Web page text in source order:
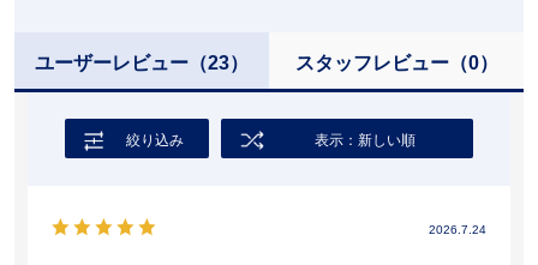
ユーザーレビュー（23） スタッフレビュー（0）
絞り込み 表示：新しい順
2026.7.24